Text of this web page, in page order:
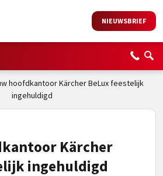
NIEUWSBRIEF
hoofdkantoor Kärcher BeLux feestelijk
ingehuldigd
Kärcher
ingehuldigd